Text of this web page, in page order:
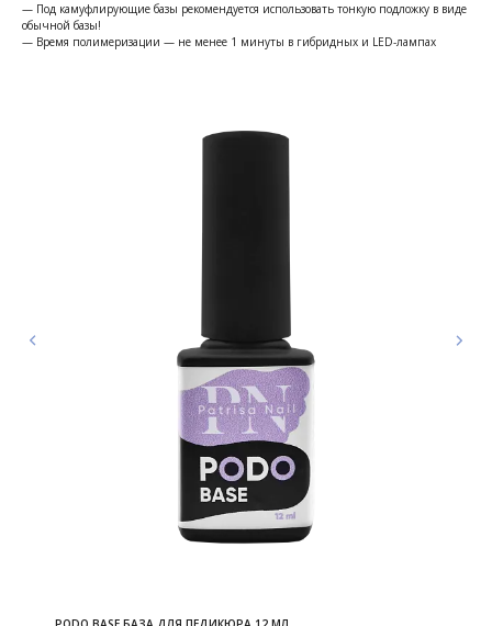
— Под камуфлирующие базы рекомендуется использовать тонкую подложку в виде
обычной базы!
— Время полимеризации — не менее 1 минуты в гибридных и LED-лампах